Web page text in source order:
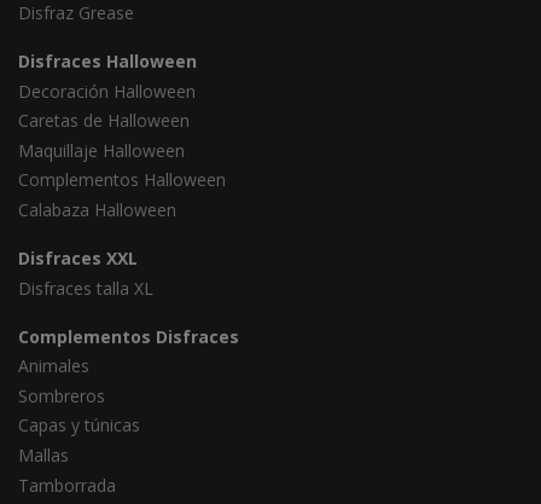
Disfraz Grease
Disfraces Halloween
Decoración Halloween
Caretas de Halloween
Maquillaje Halloween
Complementos Halloween
Calabaza Halloween
Disfraces XXL
Disfraces talla XL
Complementos Disfraces
Animales
Sombreros
Capas y túnicas
Mallas
Tamborrada